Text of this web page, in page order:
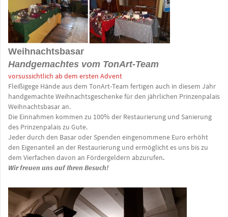
Weihnachtsbasar
Handgemachtes vom TonArt-Team
vorsussichtlich ab dem ersten Advent
Fleißigege Hände aus dem TonArt-Team fertigen auch in diesem Jahr
handgemachte Weihnachtsgeschenke für den jährlichen Prinzenpalais
Weihnachtsbasar an.
Die Einnahmen kommen zu 100% der Restaurierung und Sanierung
des Prinzenpalais zu Gute.
Jeder durch den Basar oder Spenden eingenommene Euro erhöht
den Eigenanteil an der Restaurierung und ermöglicht es uns bis zu
dem Vierfachen davon an Fördergeldern abzurufen.
Wir freuen uns auf Ihren Besuch!